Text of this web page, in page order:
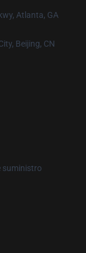
Atlanta, GA
Beijing, CN
suministro